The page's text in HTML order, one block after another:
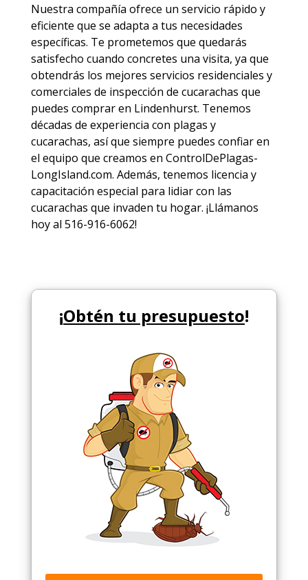
Nuestra compañía ofrece un servicio rápido y
eficiente que se adapta a tus necesidades
específicas. Te prometemos que quedarás
satisfecho cuando concretes una visita, ya que
obtendrás los mejores servicios residenciales y
comerciales de inspección de cucarachas que
puedes comprar en Lindenhurst. Tenemos
décadas de experiencia con plagas y
cucarachas, así que siempre puedes confiar en
el equipo que creamos en ControlDePlagas-
LongIsland.com. Además, tenemos licencia y
capacitación especial para lidiar con las
cucarachas que invaden tu hogar. ¡Llámanos
hoy al 516-916-6062!
¡Obtén tu presupuesto!